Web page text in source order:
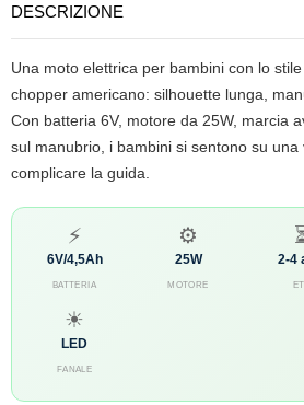
DESCRIZIONE
Una moto elettrica per bambini con lo
chopper americano: silhouette lunga,
Con batteria 6V, motore da 25W, marcia
sul manubrio, i bambini si sentono su
complicare la guida.
⚡
6V/4,5Ah
BATTERIA
⚙
25W
MOTORE
2-4
☀
LED
FANALE